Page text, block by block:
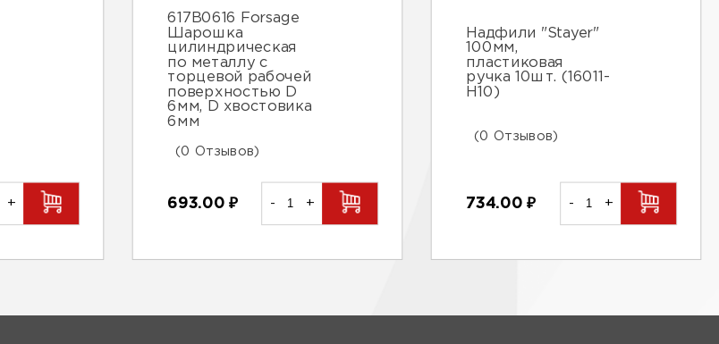
+
617B0616 Forsage
Шарошка
цилиндрическая
по металлу с
торцевой рабочей
поверхностью D
6мм, D хвостовика
6мм
(0 Отзывов)
693.00₽ - +
Надфили "Stayer"
100мм,
пластиковая
ручка 10шт. (16011-
Н10)
(0 Отзывов)
734.00₽ - +